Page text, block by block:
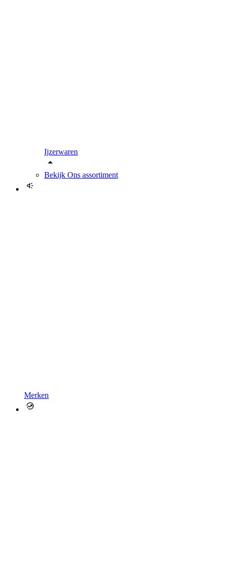
Ijzerwaren
Bekijk Ons assortiment
Merken